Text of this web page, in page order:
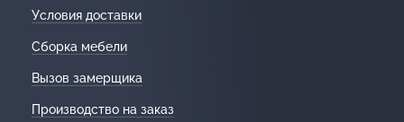
Условия доставки
Сборка мебели
Вызов замерщика
Производство на заказ